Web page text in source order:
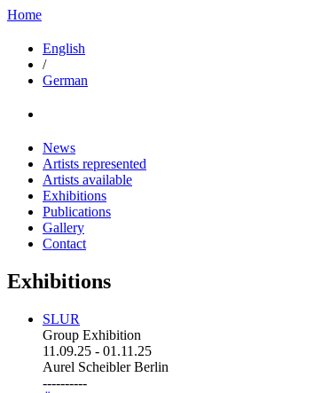
Home
English
/
German
News
Artists represented
Artists available
Exhibitions
Publications
Gallery
Contact
Exhibitions
SLUR
Group Exhibition
11.09.25 - 01.11.25
Aurel Scheibler Berlin
----------